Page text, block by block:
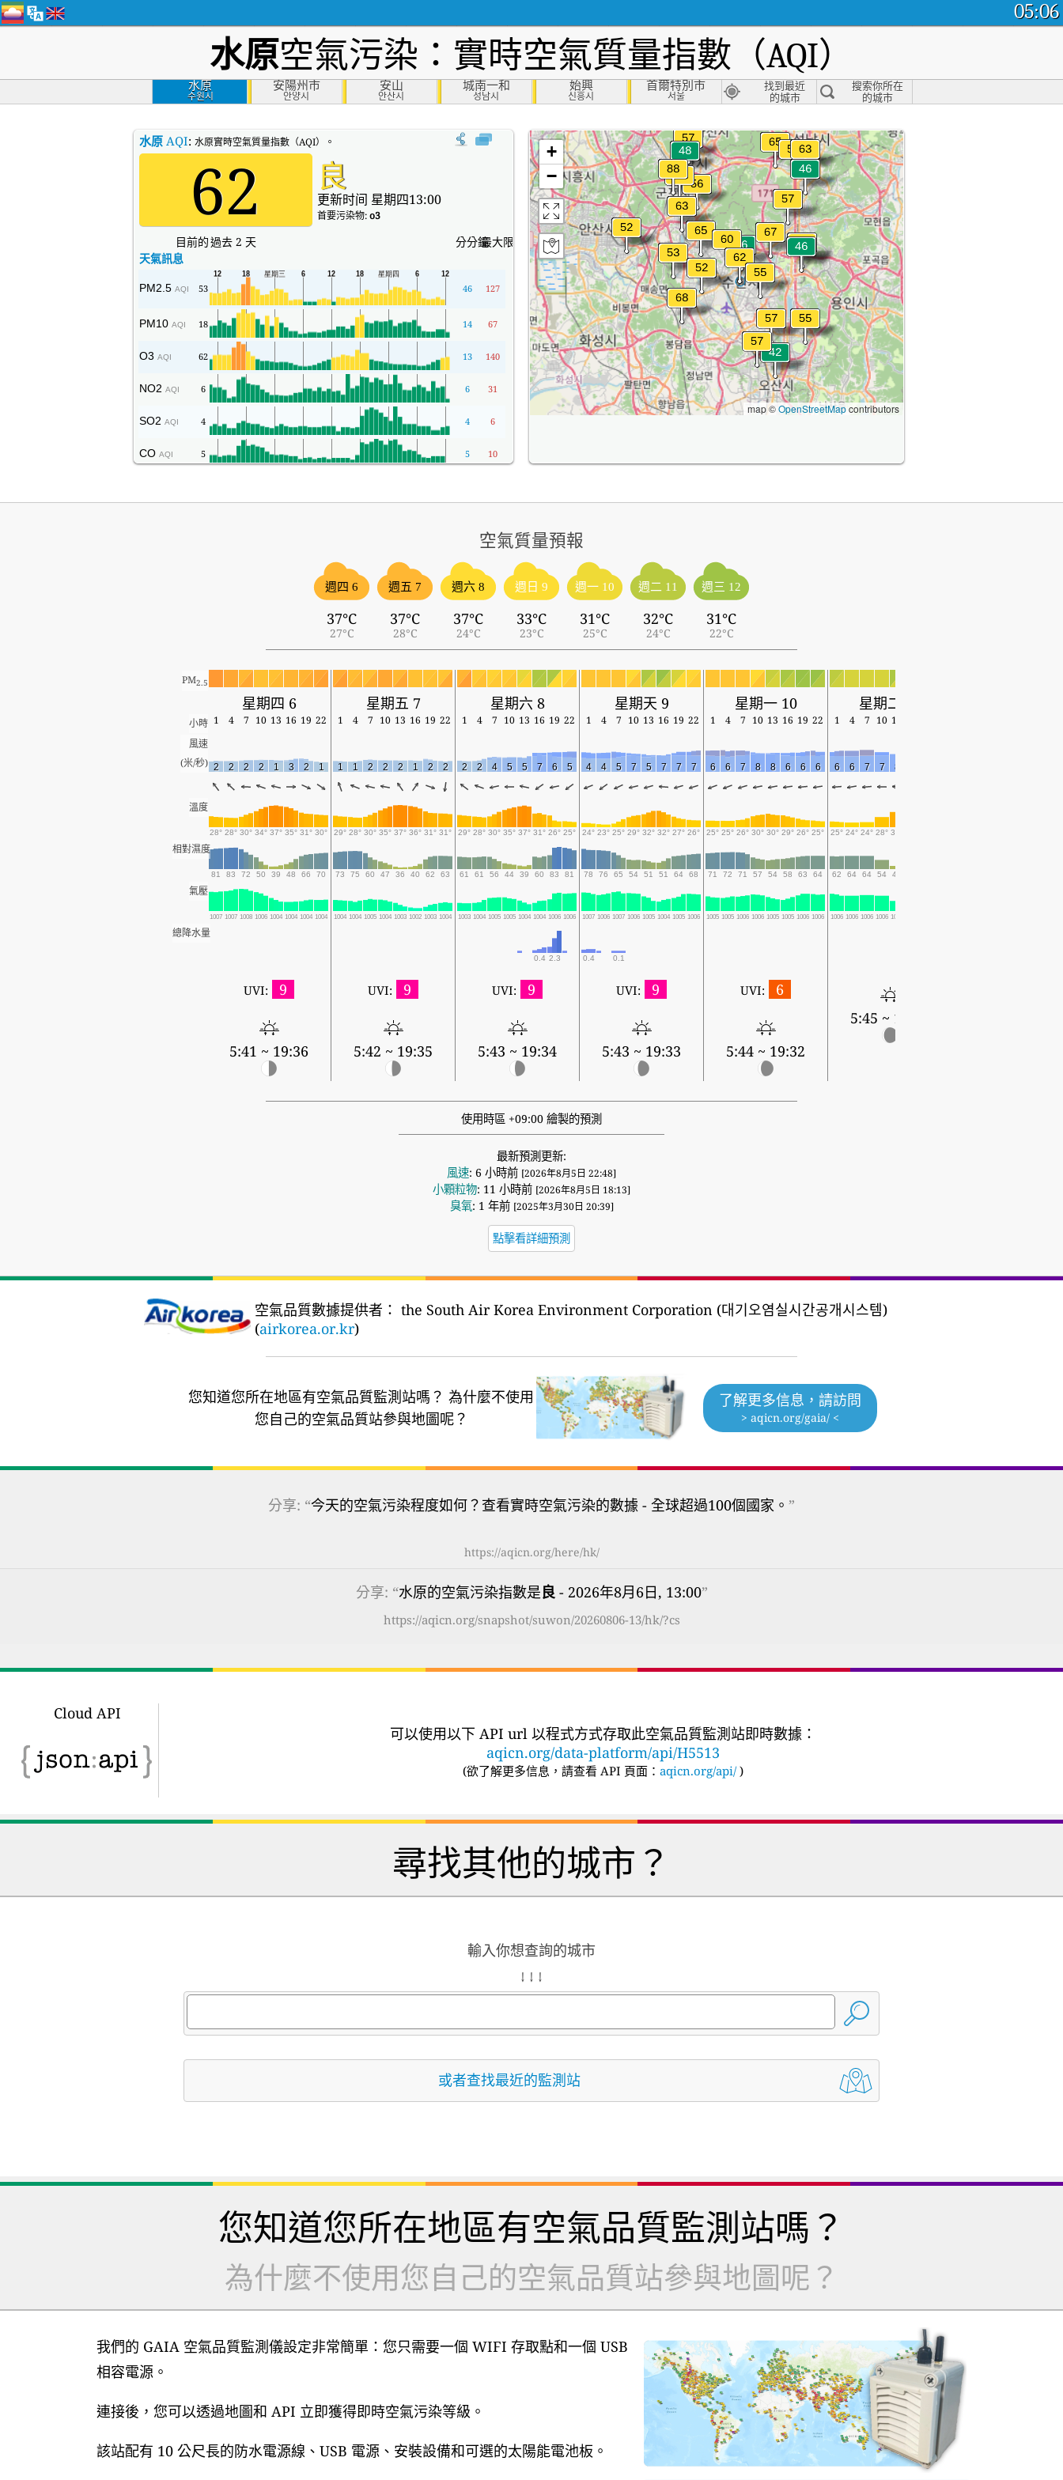
05:06
水原空氣污染：實時空氣質量指數（AQI）
水原
수원시
安陽州市
안양시
安山
안산시
城南一和
성남시
始興
신흥시
首爾特別市
서울
找到最近
的城市
搜索你所在
的城市
水原AQI: 水原實時空氣質量指數（AQI）。
62 良
更新时间 星期四13:00
首要污染物:o3
目前的過去 2 天 分分鐘最大限度
天氣訊息
PM2.5 AQI 53 46 127
PM10 AQI 18 14 67
O3 AQI 62 13 140
NO2 AQI 6 6 31
SO2 AQI 4 4 6
CO AQI 5 5 10
+
−
map ©OpenStreetMapcontributors
空氣質量預報
週四 6
37°C
27°C
週五 7
37°C
28°C
週六 8
37°C
24°C
週日 9
33°C
23°C
週一 10
31°C
25°C
週二 11
32°C
24°C
週三 12
31°C
22°C
PM2.5
星期四 6 星期五 7 星期六 8 星期天 9 星期一 10 星期二 11
小時 1 4 7 10 13 16 19 22 1 4 7 10 13 16 19 22 1 4 7 10 13 16 19 22 1 4 7 10 13 16 19 22 1 4 7 10 13 16 19 22 1 4 7 10 13
風速
(米/秒) 2 2 2 2 1 3 2 1 1 1 2 2 2 1 2 2 2 2 4 5 5 7 6 5 4 4 5 7 5 7 7 7 6 6 7 8 8 6 6 6 6 6 7 7 8
溫度
28° 28° 30° 34° 37° 35° 31° 30° 29° 28° 30° 35° 37° 36° 31° 31° 29° 28° 30° 35° 37° 31° 26° 25° 24° 23° 25° 29° 32° 32° 27° 26° 25° 25° 26° 30° 30° 29° 26° 25° 25° 24° 24° 28° 32°
相對濕度
81 83 72 50 39 48 66 70 73 75 60 47 36 40 62 63 61 61 56 44 39 60 83 81 78 76 65 54 51 51 64 68 71 72 71 57 54 58 63 64 62 64 64 54 40
氣壓
1007 1007 1008 1006 1004 1004 1004 1004 1004 1004 1005 1004 1003 1002 1003 1004 1003 1004 1005 1005 1004 1004 1006 1006 1007 1006 1007 1006 1005 1004 1005 1006 1005 1005 1006 1006 1005 1005 1006 1006 1006 1006 1006 1006 1004
總降水量
0.4 2.3 0.4 0.1
UVI: 9
5:41 ~ 19:36
UVI: 9
5:42 ~ 19:35
UVI: 9
5:43 ~ 19:34
UVI: 9
5:43 ~ 19:33
UVI: 6
5:44 ~ 19:32
5:45 ~ 19:31
使用時區 +09:00 繪製的預測
最新預測更新:
風速: 6 小時前 [2026年8月5日 22:48]
小顆粒物: 11 小時前 [2026年8月5日 18:13]
臭氧: 1 年前 [2025年3月30日 20:39]
點擊看詳細預測
空氣品質數據提供者： the South Air Korea Environment Corporation (대기오염실시간공개시스템)
(airkorea.or.kr)
您知道您所在地區有空氣品質監測站嗎？ 為什麼不使用
您自己的空氣品質站參與地圖呢？
了解更多信息，請訪問
> aqicn.org/gaia/ <
分享: “今天的空氣污染程度如何？查看實時空氣污染的數據 - 全球超過100個國家。 ”
https://aqicn.org/here/hk/
分享: “水原的空氣污染指數是良- 2026年8月6日, 13:00”
https://aqicn.org/snapshot/suwon/20260806-13/hk/?cs
Cloud API
可以使用以下 API url 以程式方式存取此空氣品質監測站即時數據：
aqicn.org/data-platform/api/H5513
(欲了解更多信息，請查看 API 頁面： aqicn.org/api/ )
尋找其他的城市？
輸入你想查詢的城市
↓ ↓ ↓
或者查找最近的監測站
您知道您所在地區有空氣品質監測站嗎？
為什麼不使用您自己的空氣品質站參與地圖呢？
我們的 GAIA 空氣品質監測儀設定非常簡單：您只需要一個 WIFI 存取點和一個 USB
相容電源。
連接後，您可以透過地圖和 API 立即獲得即時空氣污染等級。
該站配有 10 公尺長的防水電源線、USB 電源、安裝設備和可選的太陽能電池板。